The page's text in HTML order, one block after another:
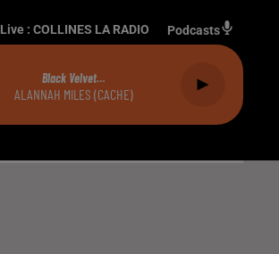
Live : COLLINES LA RADIO Podcasts
Black Velvet…
ALANNAH MILES (CACHE)